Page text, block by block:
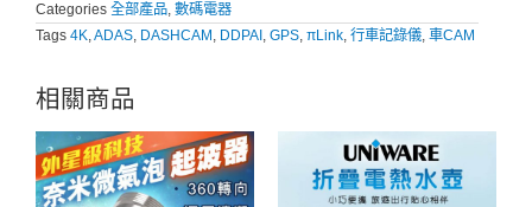
Categories 全部產品, 數碼電器
Tags 4K,ADAS, DASHCAM , DDPAI , GPS, πLink, 行車記錄儀, 車CAM
相關商品